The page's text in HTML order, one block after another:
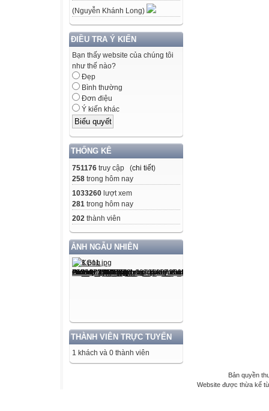
(Nguyễn Khánh Long)
ĐIỀU TRA Ý KIẾN
Bạn thấy website của chúng tôi
như thế nào?
Đẹp
Bình thường
Đơn điệu
Ý kiến khác
THỐNG KÊ
751176 truy cập (chi tiết)
258 trong hôm nay
1033260 lượt xem
281 trong hôm nay
202 thành viên
ẢNH NGẪU NHIÊN
THÀNH VIÊN TRỰC TUYẾN
1 khách và 0 thành viên
Bản quyền
Website được thừa kế